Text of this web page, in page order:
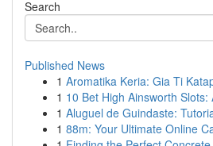
Search
Published News
1 Aromatika Keria: Gia Ti
1 10 Bet High Ainsworth
1 Aluguel de Guindaste:
1 88m: Your Ultimate Online